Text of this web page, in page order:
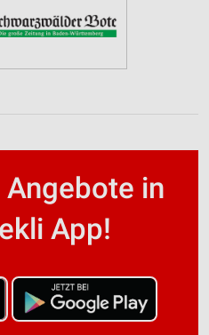
in
App!